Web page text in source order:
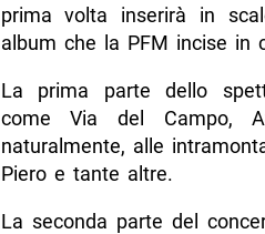
prima volta inserirà in
album che la PFM incise in
La prima parte dello
come Via del Campo,
naturalmente, alle
Piero e tante altre.
La seconda parte del